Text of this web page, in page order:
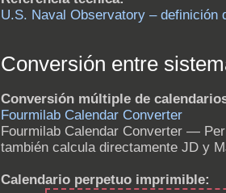
U.S. Naval Observatory – definición
Conversión entre
Conversión múltiple de
Fourmilab Calendar Converter
Fourmilab Calendar Converter —
también calcula directamente JD y
Calendario perpetuo imprimible: